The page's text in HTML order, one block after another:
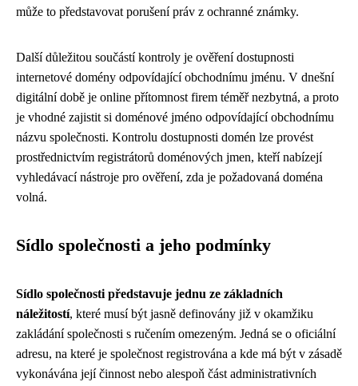
může to představovat porušení práv z ochranné známky.
Další důležitou součástí kontroly je ověření dostupnosti
internetové domény odpovídající obchodnímu jménu. V dnešní
digitální době je online přítomnost firem téměř nezbytná, a proto
je vhodné zajistit si doménové jméno odpovídající obchodnímu
názvu společnosti. Kontrolu dostupnosti domén lze provést
prostřednictvím registrátorů doménových jmen, kteří nabízejí
vyhledávací nástroje pro ověření, zda je požadovaná doména
volná.
Sídlo společnosti a jeho podmínky
Sídlo společnosti představuje jednu ze základních
náležitostí, které musí být jasně definovány již v okamžiku
zakládání společnosti s ručením omezeným. Jedná se o oficiální
adresu, na které je společnost registrována a kde má být v zásadě
vykonávána její činnost nebo alespoň část administrativních